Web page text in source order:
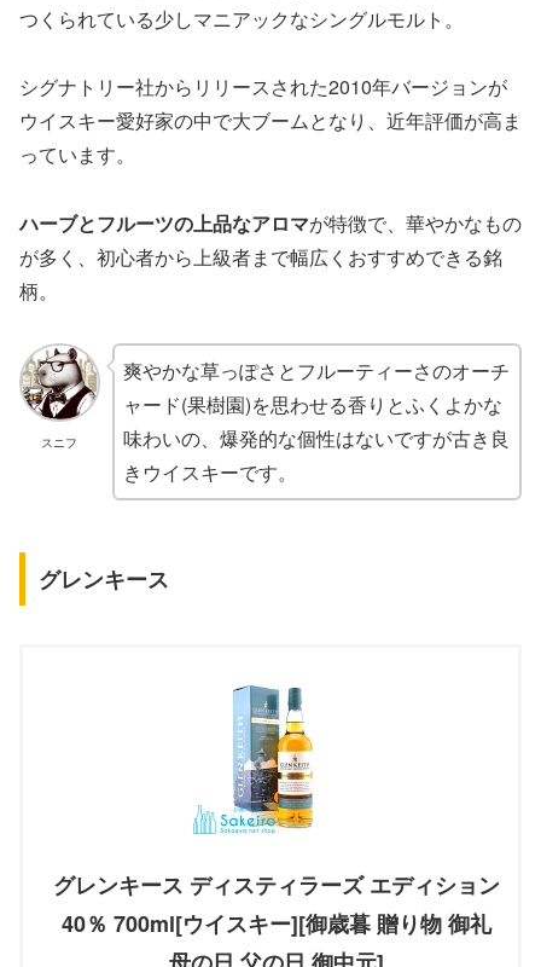
つくられている少しマニアックなシングルモルト。
シグナトリー社からリリースされた2010年バージョンが
ウイスキー愛好家の中で大ブームとなり、近年評価が高ま
っています。
ハーブとフルーツの上品なアロマが特徴で、華やかなもの
が多く、初心者から上級者まで幅広くおすすめできる銘
柄。
スニフ
爽やかな草っぽさとフルーティーさのオーチ
ャード(果樹園)を思わせる香りとふくよかな
味わいの、爆発的な個性はないですが古き良
きウイスキーです。
グレンキース
グレンキース ディスティラーズ エディション
40％ 700ml[ウイスキー][御歳暮 贈り物 御礼